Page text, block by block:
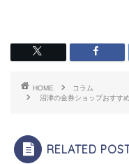
HOME
コラム
沼津の金券ショップおすす
RELATED